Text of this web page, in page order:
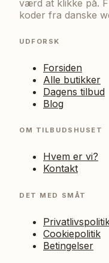
værd at klikke på.
koder fra danske
UDFORSK
Forsiden
Alle butikker
Dagens tilbud
Blog
OM TILBUDSHUSET
Hvem er vi?
Kontakt
DET MED SMÅT
Cookiepolitik
Betingelser